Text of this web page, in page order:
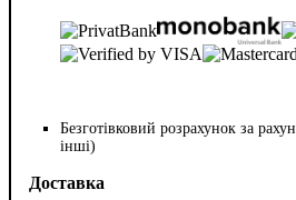
Безготівковий розрахунок за
інші)
Доставка